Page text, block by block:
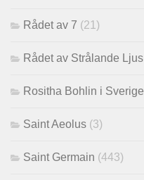
Rådet av 7 (21)
Rådet av Strålande Ljus
Rositha Bohlin i Sverige
Saint Aeolus (3)
Saint Germain (443)